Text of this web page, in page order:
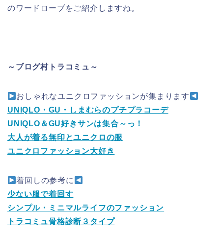
のワードローブをご紹介しますね。
～ブログ村トラコミュ～
おしゃれなユニクロファッションが集まります
UNIQLO・GU・しまむらのプチプラコーデ
UNIQLO＆GU好きサンは集合～っ！
大人が着る無印とユニクロの服
ユニクロファッション大好き
着回しの参考に
少ない服で着回す
シンプル・ミニマルライフのファッション
トラコミュ骨格診断３タイプ